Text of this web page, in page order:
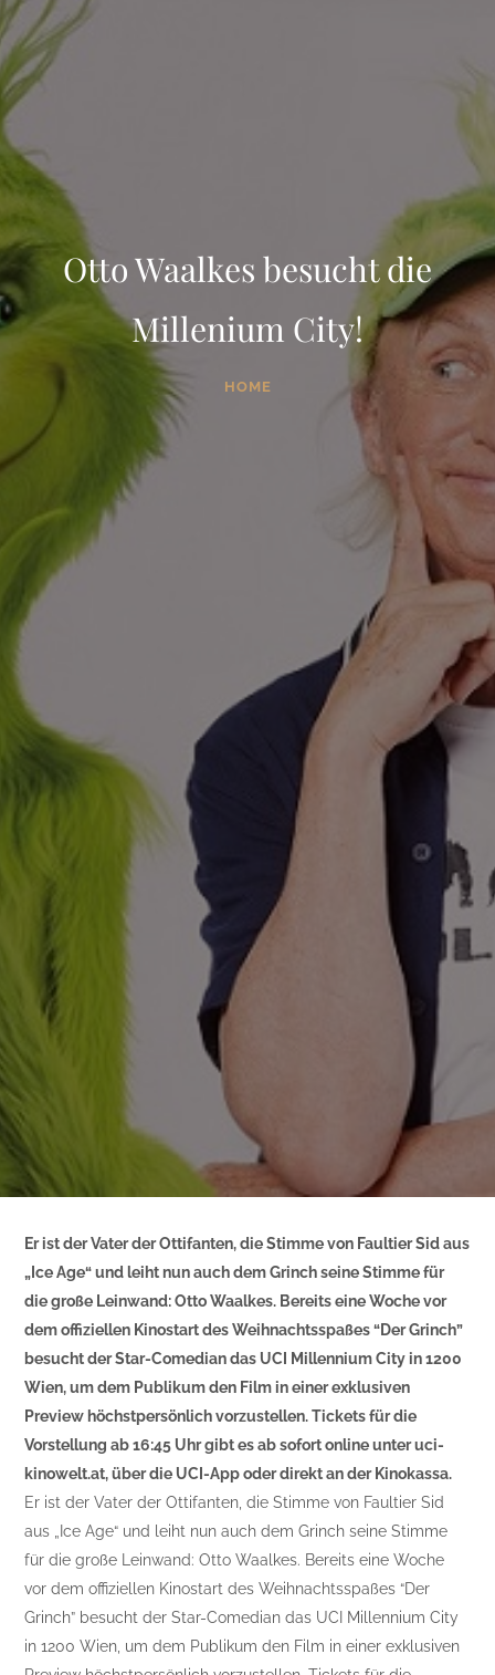
Otto Waalkes besucht die
Millenium City!
HOME
Er ist der Vater der Ottifanten, die Stimme von Faultier Sid aus
„Ice Age“ und leiht nun auch dem Grinch seine Stimme für
die große Leinwand: Otto Waalkes. Bereits eine Woche vor
dem offiziellen Kinostart des Weihnachtsspaßes “Der Grinch”
besucht der Star-Comedian das UCI Millennium City in 1200
Wien, um dem Publikum den Film in einer exklusiven
Preview höchstpersönlich vorzustellen. Tickets für die
Vorstellung ab 16:45 Uhr gibt es ab sofort online unter uci-
kinowelt.at, über die UCI-App oder direkt an der Kinokassa.
Er ist der Vater der Ottifanten, die Stimme von Faultier Sid
aus „Ice Age“ und leiht nun auch dem Grinch seine Stimme
für die große Leinwand: Otto Waalkes. Bereits eine Woche
vor dem offiziellen Kinostart des Weihnachtsspaßes “Der
Grinch” besucht der Star-Comedian das UCI Millennium City
in 1200 Wien, um dem Publikum den Film in einer exklusiven